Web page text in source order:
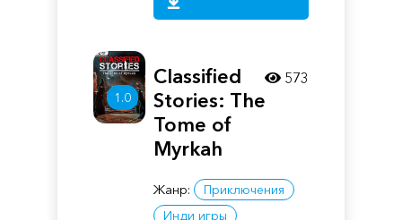
1.0
Classified
Stories: The
Tome of
Myrkah
Жанр:
Приключения
Инди игры
573